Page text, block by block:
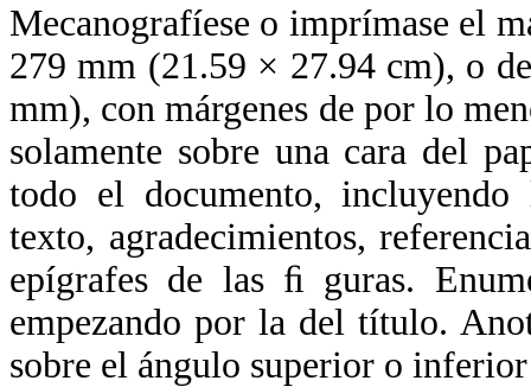
Mecanografíese o imprímase el
279 mm (21.59 × 27.94 cm), o
mm), con márgenes de por lo
solamente sobre una cara del
todo el documento,
texto, agradecimientos,
epígrafes de las ﬁ guras.
empezando por la del título.
sobre el ángulo superior o